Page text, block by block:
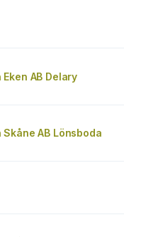
AB Delary
AB Lönsboda